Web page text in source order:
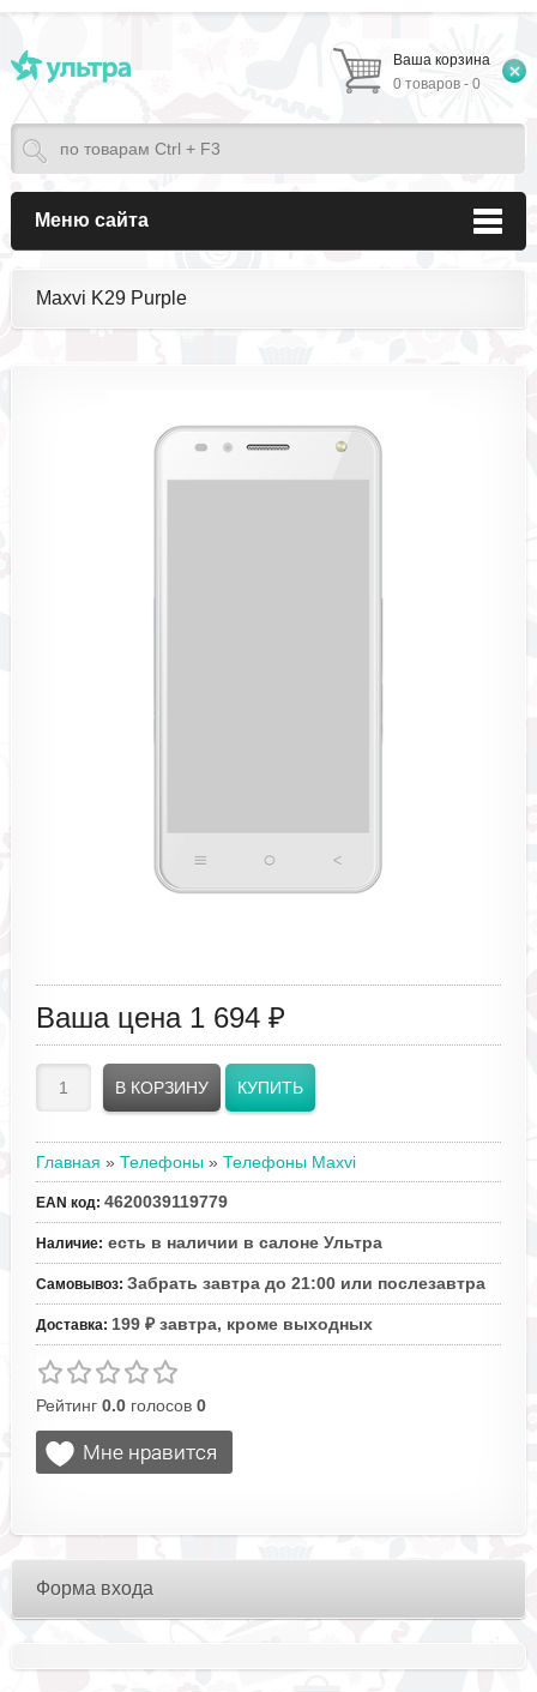
Ваша корзина
0 товаров - 0
Меню сайта
Maxvi K29 Purple
Ваша цена 1 694 ₽
Главная » Телефоны » Телефоны Maxvi
EAN код: 4620039119779
Наличие: есть в наличии в салоне Ультра
Самовывоз: Забрать завтра до 21:00 или послезавтра
Доставка: 199 ₽ завтра, кроме выходных
Рейтинг 0.0голосов 0
Форма входа